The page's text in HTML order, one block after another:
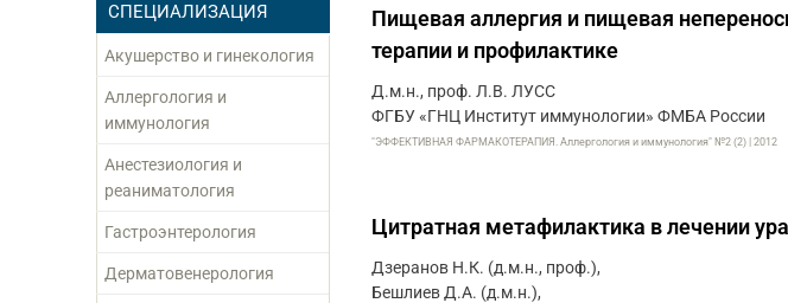
СПЕЦИАЛИЗАЦИЯ
Акушерство и гинекология
Аллергология и
иммунология
Анестезиология и
реаниматология
Гастроэнтерология
Дерматовенерология
Пищевая аллергия и пищевая
терапии и профилактике
Д.м.н., проф. Л.В. ЛУСС
ФГБУ «ГНЦ Институт иммунологии» ФМБА России
"ЭФФЕКТИВНАЯ ФАРМАКОТЕРАПИЯ. Аллергология и иммунология" №2 (2) | 2012
Цитратная метафилактика в лечении
Дзеранов Н.К. (д.м.н., проф.),
Бешлиев Д.А. (д.м.н.),